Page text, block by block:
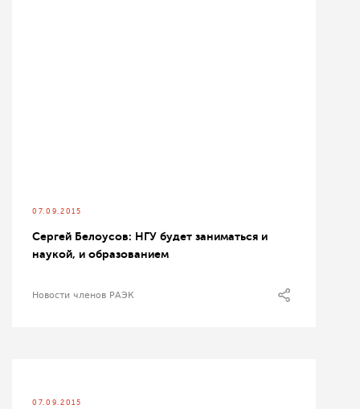
07.09.2015
Сергей Белоусов: НГУ будет заниматься и
наукой, и образованием
Новости членов РАЭК
07.09.2015